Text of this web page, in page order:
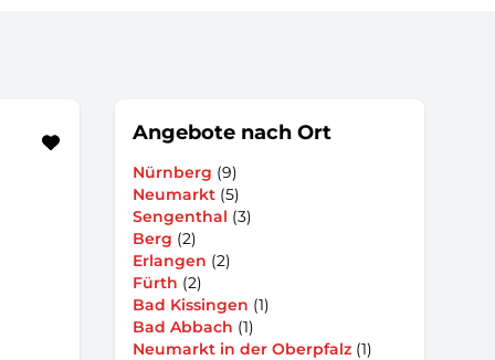
Angebote nach Ort
Nürnberg (9)
Neumarkt (5)
Sengenthal (3)
Berg (2)
Erlangen (2)
Fürth (2)
Bad Kissingen (1)
Bad Abbach (1)
Neumarkt in der Oberpfalz (1)